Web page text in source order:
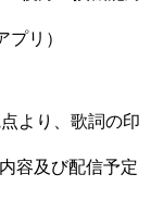
リ）
より、歌詞の印
容及び配信予定